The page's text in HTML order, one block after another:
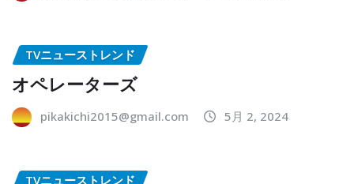
TVニューストレンド
オペレーターズ
pikakichi2015@gmail.com 5月 2, 2024
TVニューストレンド